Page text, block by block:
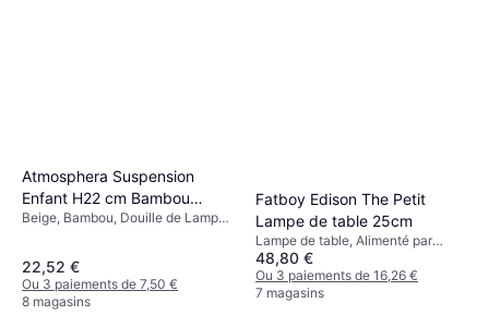
Atmosphera Suspension
Enfant H22 cm Bambou
Lustre
Beige, Bambou, Douille de Lampe:
22,52 €
Ou 3 paiements de 7,50 €
8 magasins
Fatboy Edison The Petit
Lampe de table 25cm
Lampe de table, Alimenté par
batterie, LED, Blanc, Plastique,
Classe IP: IP21
48,80 €
Ou 3 paiements de 16,26 €
7 magasins